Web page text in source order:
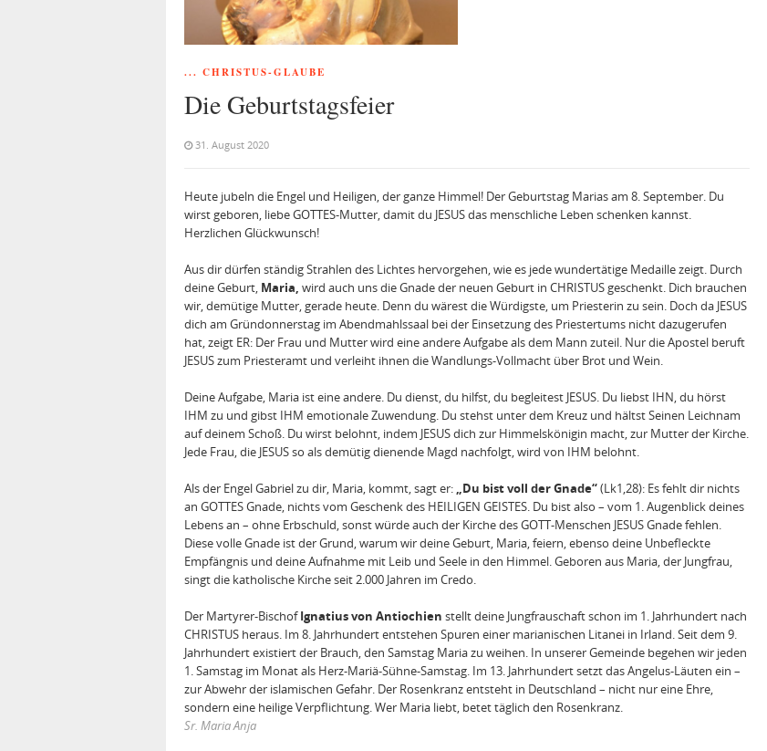
... CHRISTUS-GLAUBE
Die Geburtstagsfeier
31. August 2020
Heute jubeln die Engel und Heiligen, der ganze Himmel! Der Geburtstag Marias am 8. September. Du
wirst geboren, liebe GOTTES-Mutter, damit du JESUS das menschliche Leben schenken kannst.
Herzlichen Glückwunsch!
Aus dir dürfen ständig Strahlen des Lichtes hervorgehen, wie es jede wundertätige Medaille zeigt. Durch
deine Geburt, Maria, wird auch uns die Gnade der neuen Geburt in CHRISTUS geschenkt. Dich brauchen
wir, demütige Mutter, gerade heute. Denn du wärest die Würdigste, um Priesterin zu sein. Doch da JESUS
dich am Gründonnerstag im Abendmahlssaal bei der Einsetzung des Priestertums nicht dazugerufen
hat, zeigt ER: Der Frau und Mutter wird eine andere Aufgabe als dem Mann zuteil. Nur die Apostel beruft
JESUS zum Priesteramt und verleiht ihnen die Wandlungs-Vollmacht über Brot und Wein.
Deine Aufgabe, Maria ist eine andere. Du dienst, du hilfst, du begleitest JESUS. Du liebst IHN, du hörst
IHM zu und gibst IHM emotionale Zuwendung. Du stehst unter dem Kreuz und hältst Seinen Leichnam
auf deinem Schoß. Du wirst belohnt, indem JESUS dich zur Himmelskönigin macht, zur Mutter der Kirche.
Jede Frau, die JESUS so als demütig dienende Magd nachfolgt, wird von IHM belohnt.
Als der Engel Gabriel zu dir, Maria, kommt, sagt er: „Du bist voll der Gnade“(Lk1,28): Es fehlt dir nichts
an GOTTES Gnade, nichts vom Geschenk des HEILIGEN GEISTES. Du bist also – vom 1. Augenblick deines
Lebens an – ohne Erbschuld, sonst würde auch der Kirche des GOTT-Menschen JESUS Gnade fehlen.
Diese volle Gnade ist der Grund, warum wir deine Geburt, Maria, feiern, ebenso deine Unbefleckte
Empfängnis und deine Aufnahme mit Leib und Seele in den Himmel. Geboren aus Maria, der Jungfrau,
singt die katholische Kirche seit 2.000 Jahren im Credo.
Der Martyrer-BischofIgnatius von Antiochien stellt deine Jungfrauschaft schon im 1. Jahrhundert nach
CHRISTUS heraus. Im 8. Jahrhundert entstehen Spuren einer marianischen Litanei in Irland. Seit dem 9.
Jahrhundert existiert der Brauch, den Samstag Maria zu weihen. In unserer Gemeinde begehen wir jeden
1. Samstag im Monat als Herz-Mariä-Sühne-Samstag. Im 13. Jahrhundert setzt das Angelus-Läuten ein –
zur Abwehr der islamischen Gefahr. Der Rosenkranz entsteht in Deutschland – nicht nur eine Ehre,
sondern eine heilige Verpflichtung. Wer Maria liebt, betet täglich den Rosenkranz.
Sr. Maria Anja